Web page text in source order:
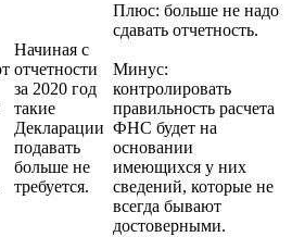
Начиная с
отчетности
за 2020 год
такие
Декларации
подавать
больше не
требуется.
Плюс: больше не надо
сдавать отчетность.
Минус:
контролировать
правильность расчета
ФНС будет на
основании
имеющихся у них
сведений, которые не
всегда бывают
достоверными.